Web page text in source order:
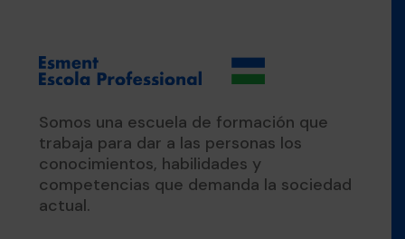
Somos una escuela de formación que
trabaja para dar a las personas los
conocimientos, habilidades y
competencias que demanda la sociedad
actual.